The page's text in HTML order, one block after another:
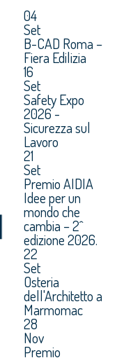
04
Set
B-CAD Roma –
Fiera Edilizia
16
Set
Safety Expo
2026 -
Sicurezza sul
Lavoro
21
Set
Premio AIDIA
Idee per un
mondo che
cambia – 2^
edizione 2026.
22
Set
Osteria
dell'Architetto a
Marmomac
28
Nov
Premio